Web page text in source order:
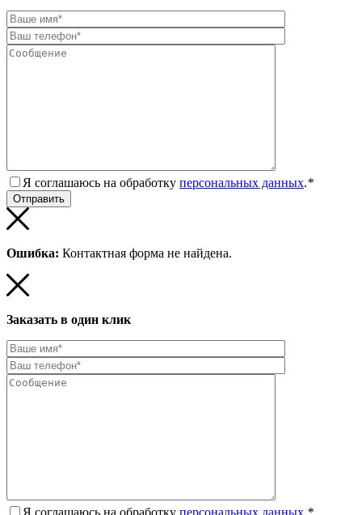
Я соглашаюсь на обработку персональных данных.*
Ошибка: Контактная форма не найдена.
Заказать в один клик
Я соглашаюсь на обработку персональных данных *